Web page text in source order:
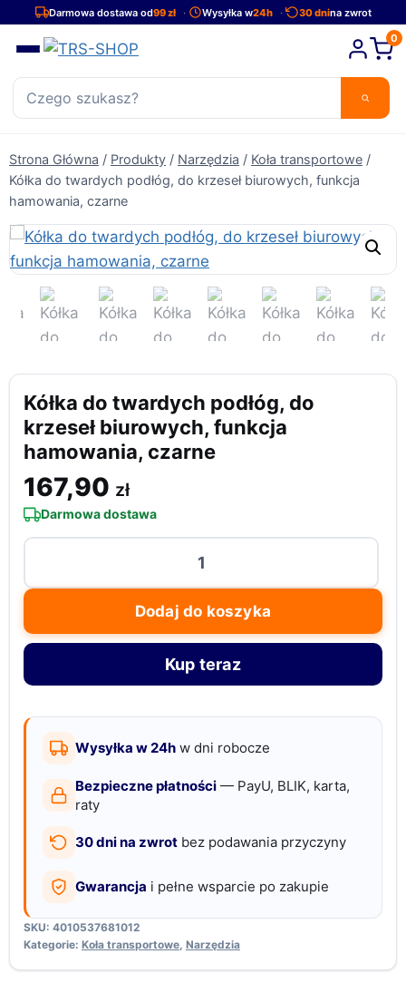
PrzejdźDarmowa dostawa od99 zł Wysyłka w24h 30 dnina zwrot
0
Strona Główna / Produkty / Narzędzia / Koła transportowe /
Kółka do twardych podłóg, do krzeseł biurowych, funkcja
hamowania, czarne
Kółka do twardych podłóg, do
krzeseł biurowych, funkcja
hamowania, czarne
167,90 zł
Darmowa dostawa
do
twardych
podłóg,
biurowych,
funkcja
czarne
Dodaj do koszyka
Kup teraz
Wysyłka w 24h w dni robocze
Bezpieczne płatności — PayU, BLIK, karta,
raty
30 dni na zwrot bez podawania przyczyny
Gwarancja i pełne wsparcie po zakupie
SKU: 4010537681012
Kategorie: Koła transportowe Narzędzia